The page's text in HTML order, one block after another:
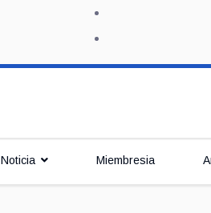
Noticia Miembresia